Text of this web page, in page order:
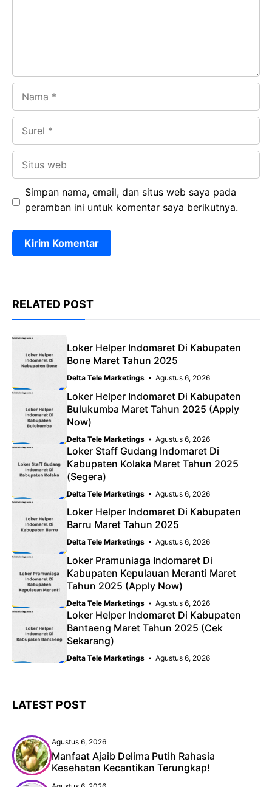
Simpan nama, email, dan situs web saya pada
peramban ini untuk komentar saya berikutnya.
RELATED POST
Loker Helper Indomaret Di Kabupaten
Bone Maret Tahun 2025
Delta Tele Marketings Agustus 6, 2026
Loker Helper Indomaret Di Kabupaten
Bulukumba Maret Tahun 2025 (Apply
Now)
Delta Tele Marketings Agustus 6, 2026
Loker Staff Gudang Indomaret Di
Kabupaten Kolaka Maret Tahun 2025
(Segera)
Delta Tele Marketings Agustus 6, 2026
Loker Helper Indomaret Di Kabupaten
Barru Maret Tahun 2025
Delta Tele Marketings Agustus 6, 2026
Loker Pramuniaga Indomaret Di
Kabupaten Kepulauan Meranti Maret
Tahun 2025 (Apply Now)
Delta Tele Marketings Agustus 6, 2026
Loker Helper Indomaret Di Kabupaten
Bantaeng Maret Tahun 2025 (Cek
Sekarang)
Delta Tele Marketings Agustus 6, 2026
LATEST POST
Agustus 6, 2026
Manfaat Ajaib Delima Putih Rahasia
Kesehatan Kecantikan Terungkap!